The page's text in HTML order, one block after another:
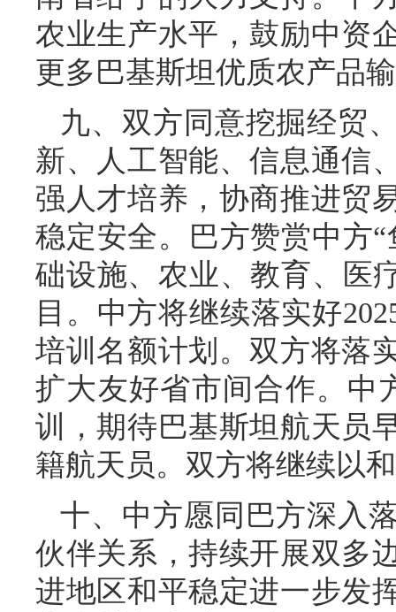
农业生产水平，鼓励中资
更多巴基斯坦优质农产品
九、双方同意挖掘经贸
新、人工智能、信息通信
强人才培养，协商推进贸
稳定安全。巴方赞赏中方
础设施、农业、教育、医
目。中方将继续落实好
培训名额计划。双方将落
扩大友好省市间合作。中
训，期待巴基斯坦航天员
籍航天员。双方将继续以
十、中方愿同巴方深入
伙伴关系，持续开展双多
进地区和平稳定进一步发